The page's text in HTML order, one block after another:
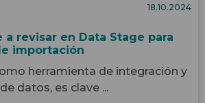
18.10.2024
a revisar en Data Stage para
importación
herramienta de integración y
datos, es clave ...